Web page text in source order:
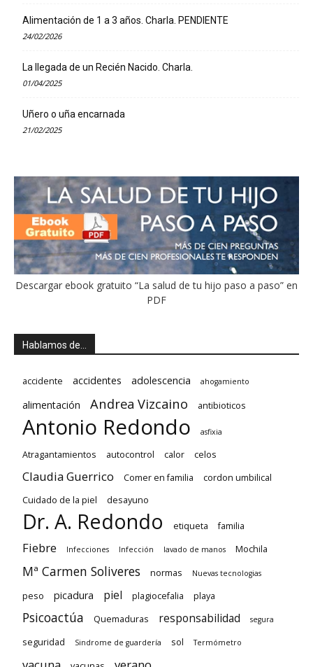
Alimentación de 1 a 3 años. Charla. PENDIENTE
24/02/2026
La llegada de un Recién Nacido. Charla.
01/04/2025
Uñero o uña encarnada
21/02/2025
Descargar ebook gratuito “La salud de tu hijo paso a paso” en
PDF
Hablamos de…
accidente accidentes adolescencia ahogamiento
alimentación Andrea Vizcaino antibioticos
Antonio Redondo asfixia
Atragantamientos autocontrol calor celos
Claudia Guerrico Comer en familia
cordon umbilical
Cuidado de la piel
desayuno
Dr. A. Redondo etiqueta familia
Fiebre Infecciones Infección lavado de manos Mochila
Mª Carmen Soliveres normas Nuevas tecnologias
peso picadura piel plagiocefalia playa
Psicoactúa Quemaduras responsabilidad segura
seguridad Sindrome de guardería sol Termómetro